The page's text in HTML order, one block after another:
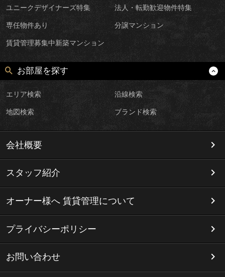
ユニークデザイナーズ特集 法人・転勤歓迎物件特集
専任物件あり 分譲マンション
賃貸管理募集中新築マンション
お部屋を探す
エリア検索 沿線検索
地図検索 ブランド検索
会社概要
スタッフ紹介
オーナー様へ 賃貸管理について
プライバシーポリシー
お問い合わせ